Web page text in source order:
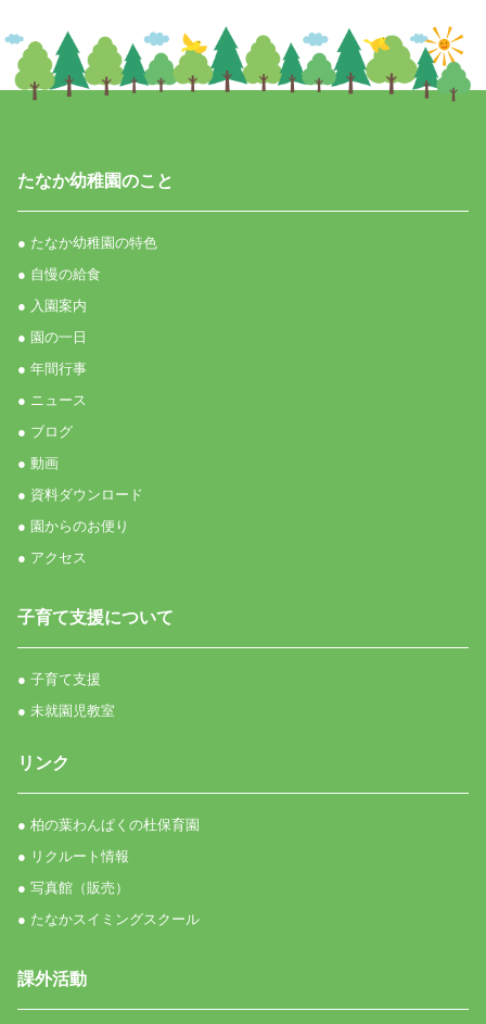
たなか幼稚園のこと
● たなか幼稚園の特色
● 自慢の給食
● 入園案内
● 園の一日
● 年間行事
● ニュース
● ブログ
● 動画
● 資料ダウンロード
● 園からのお便り
● アクセス
子育て支援について
● 子育て支援
● 未就園児教室
リンク
● 柏の葉わんぱくの杜保育園
● リクルート情報
● 写真館（販売）
● たなかスイミングスクール
課外活動